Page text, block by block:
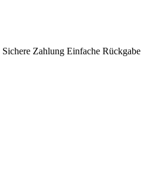
Sichere Zahlung Einfache Rückgabe